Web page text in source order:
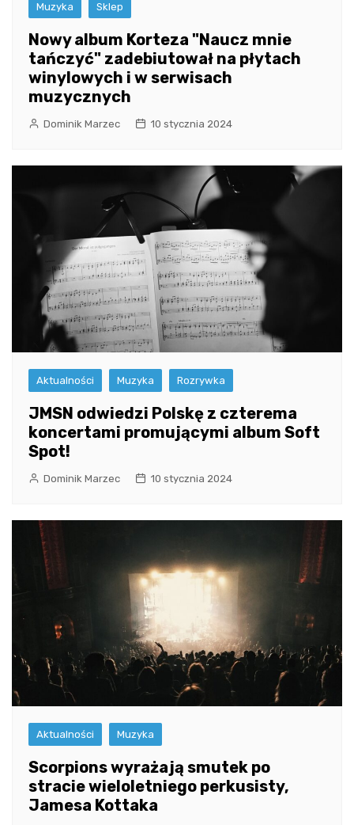
Muzyka Sklep
Nowy album Korteza "Naucz mnie
tańczyć" zadebiutował na płytach
winylowych i w serwisach
muzycznych
Dominik Marzec 10 stycznia 2024
Aktualności Muzyka Rozrywka
JMSN odwiedzi Polskę z czterema
koncertami promującymi album Soft
Spot!
Dominik Marzec 10 stycznia 2024
Aktualności Muzyka
Scorpions wyrażają smutek po
stracie wieloletniego perkusisty,
Jamesa Kottaka